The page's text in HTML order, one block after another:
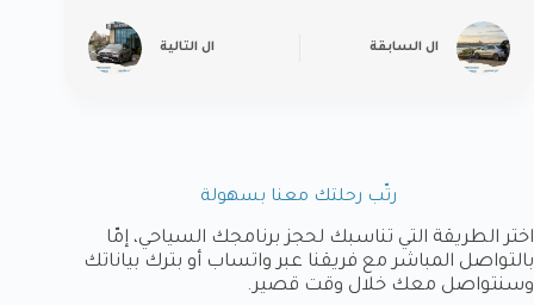
ال السابقة ال التالية
رتّب رحلتك معنا بسهولة
اختر الطريقة التي تناسبك لحجز برنامجك السياحي، إمّا
بالتواصل المباشر مع فريقنا عبر واتساب أو بترك بياناتك
وسنتواصل معك خلال وقت قصير.